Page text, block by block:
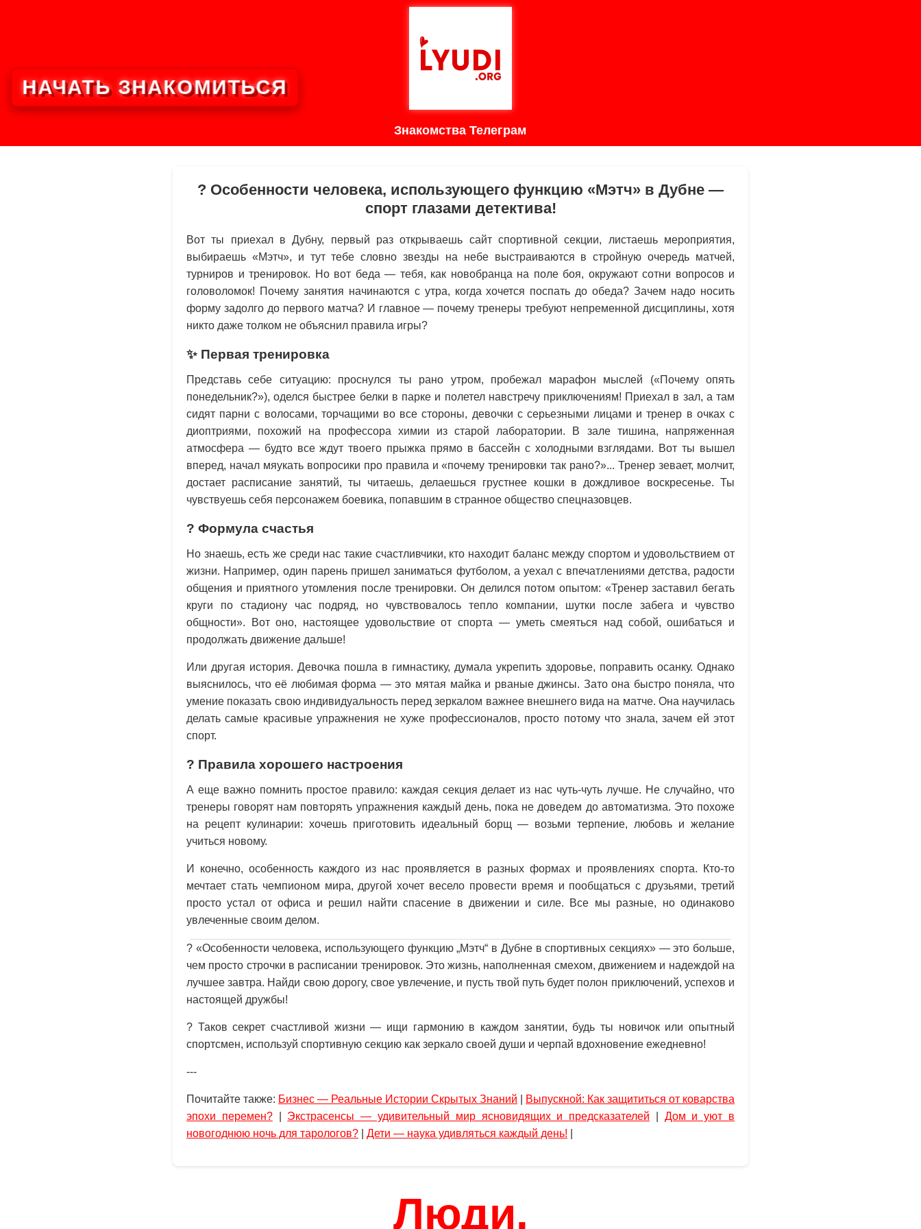
Знакомства Телеграм
? Особенности человека, использующего функцию «Мэтч» в Дубне —
спорт глазами детектива!
Вот ты приехал в Дубну, первый раз открываешь сайт спортивной секции, листаешь мероприятия,
выбираешь «Мэтч», и тут тебе словно звезды на небе выстраиваются в стройную очередь матчей,
турниров и тренировок. Но вот беда — тебя, как новобранца на поле боя, окружают сотни вопросов и
головоломок! Почему занятия начинаются с утра, когда хочется поспать до обеда? Зачем надо носить
форму задолго до первого матча? И главное — почему тренеры требуют непременной дисциплины, хотя
никто даже толком не объяснил правила игры?
✨ Первая тренировка
Представь себе ситуацию: проснулся ты рано утром, пробежал марафон мыслей («Почему опять
понедельник?»), оделся быстрее белки в парке и полетел навстречу приключениям! Приехал в зал, а там
сидят парни с волосами, торчащими во все стороны, девочки с серьезными лицами и тренер в очках с
диоптриями, похожий на профессора химии из старой лаборатории. В зале тишина, напряженная
атмосфера — будто все ждут твоего прыжка прямо в бассейн с холодными взглядами. Вот ты вышел
вперед, начал мяукать вопросики про правила и «почему тренировки так рано?»... Тренер зевает, молчит,
достает расписание занятий, ты читаешь, делаешься грустнее кошки в дождливое воскресенье. Ты
чувствуешь себя персонажем боевика, попавшим в странное общество спецназовцев.
? Формула счастья
Но знаешь, есть же среди нас такие счастливчики, кто находит баланс между спортом и удовольствием от
жизни. Например, один парень пришел заниматься футболом, а уехал с впечатлениями детства, радости
общения и приятного утомления после тренировки. Он делился потом опытом: «Тренер заставил бегать
круги по стадиону час подряд, но чувствовалось тепло компании, шутки после забега и чувство
общности». Вот оно, настоящее удовольствие от спорта — уметь смеяться над собой, ошибаться и
продолжать движение дальше!
Или другая история. Девочка пошла в гимнастику, думала укрепить здоровье, поправить осанку. Однако
выяснилось, что её любимая форма — это мятая майка и рваные джинсы. Зато она быстро поняла, что
умение показать свою индивидуальность перед зеркалом важнее внешнего вида на матче. Она научилась
делать самые красивые упражнения не хуже профессионалов, просто потому что знала, зачем ей этот
спорт.
? Правила хорошего настроения
А еще важно помнить простое правило: каждая секция делает из нас чуть-чуть лучше. Не случайно, что
тренеры говорят нам повторять упражнения каждый день, пока не доведем до автоматизма. Это похоже
на рецепт кулинарии: хочешь приготовить идеальный борщ — возьми терпение, любовь и желание
учиться новому.
И конечно, особенность каждого из нас проявляется в разных формах и проявлениях спорта. Кто-то
мечтает стать чемпионом мира, другой хочет весело провести время и пообщаться с друзьями, третий
просто устал от офиса и решил найти спасение в движении и силе. Все мы разные, но одинаково
увлеченные своим делом.
? «Особенности человека, использующего функцию „Мэтч“ в Дубне в спортивных секциях» — это больше,
чем просто строчки в расписании тренировок. Это жизнь, наполненная смехом, движением и надеждой на
лучшее завтра. Найди свою дорогу, свое увлечение, и пусть твой путь будет полон приключений, успехов и
настоящей дружбы!
? Таков секрет счастливой жизни — ищи гармонию в каждом занятии, будь ты новичок или опытный
спортсмен, используй спортивную секцию как зеркало своей души и черпай вдохновение ежедневно!
---
Почитайте также: Бизнес — Реальные Истории Скрытых Знаний
Выпускной: Как защититься от коварства
эпохи перемен?| Экстрасенсы — удивительный мир ясновидящих и предсказателей
Дом и уют в
новогоднюю ночь для тарологов?
Дети — наука удивляться каждый день!
Люди.
НАЧАТЬ ЗНАКОМИТЬСЯ